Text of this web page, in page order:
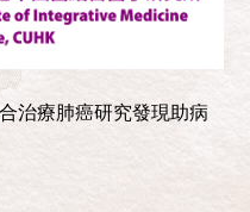
治療肺癌研究發現助病